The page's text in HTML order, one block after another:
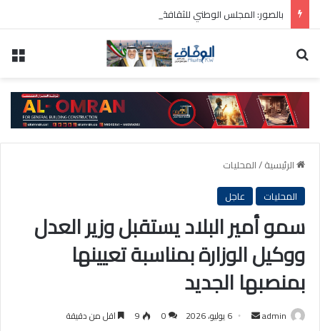
الرئيسية/المحليات
المحليات
عاجل
سمو أمير البلاد يستقبل وزير العدل
ووكيل الوزارة بمناسبة تعيينها
بمنصبها الجديد
admin
أرسل 6 يوليو، 2026 0
9 اقل من دقيقة